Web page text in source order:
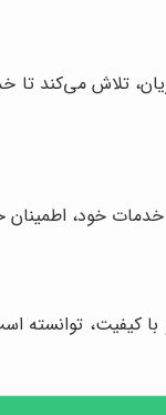
تلاش می‌کند تا
خدمات خود،
با کیفیت، توانسته